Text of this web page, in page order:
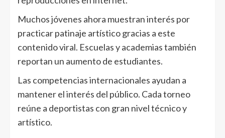
Muchos jóvenes ahora muestran interés por
practicar patinaje artístico gracias a este
contenido viral. Escuelas y academias también
reportan un aumento de estudiantes.
Las competencias internacionales ayudan a
mantener el interés del público. Cada torneo
reúne a deportistas con gran nivel técnico y
artístico.